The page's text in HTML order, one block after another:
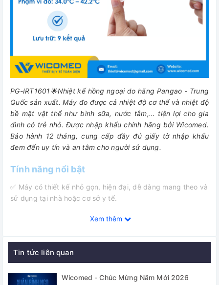
PG-IRT1601🌟Nhiệt kế hồng ngoại do hãng Pangao - Trung
Quốc sản xuất. Máy đo được cả nhiệt độ cơ thể và nhiệt độ
bề mặt vật thể như bình sữa, nước tắm,… tiện lợi cho gia
đình có trẻ nhỏ. Được nhập khẩu chính hãng bởi Wicomed.
Bảo hành 12 tháng, cung cấp đầy đủ giấy tờ nhập khẩu
đem đến uy tín và an tâm cho người sử dụng.
Tính năng nổi bật
✅ Máy có thiết kế nhỏ gọn, hiện đại, dễ dàng mang theo và
sử dụng tại nhà hoặc cơ sở y tế.
✅ Tích hợp màn hình LCD 3 màu cảnh báo sốt thông minh,
✅ Đo được cả nhiệt độ cơ thể và nhiệt độ bề mặt vật thể
Xem thêm
Tin tức liên quan
Wicomed - Chúc Mừng Năm Mới 2026